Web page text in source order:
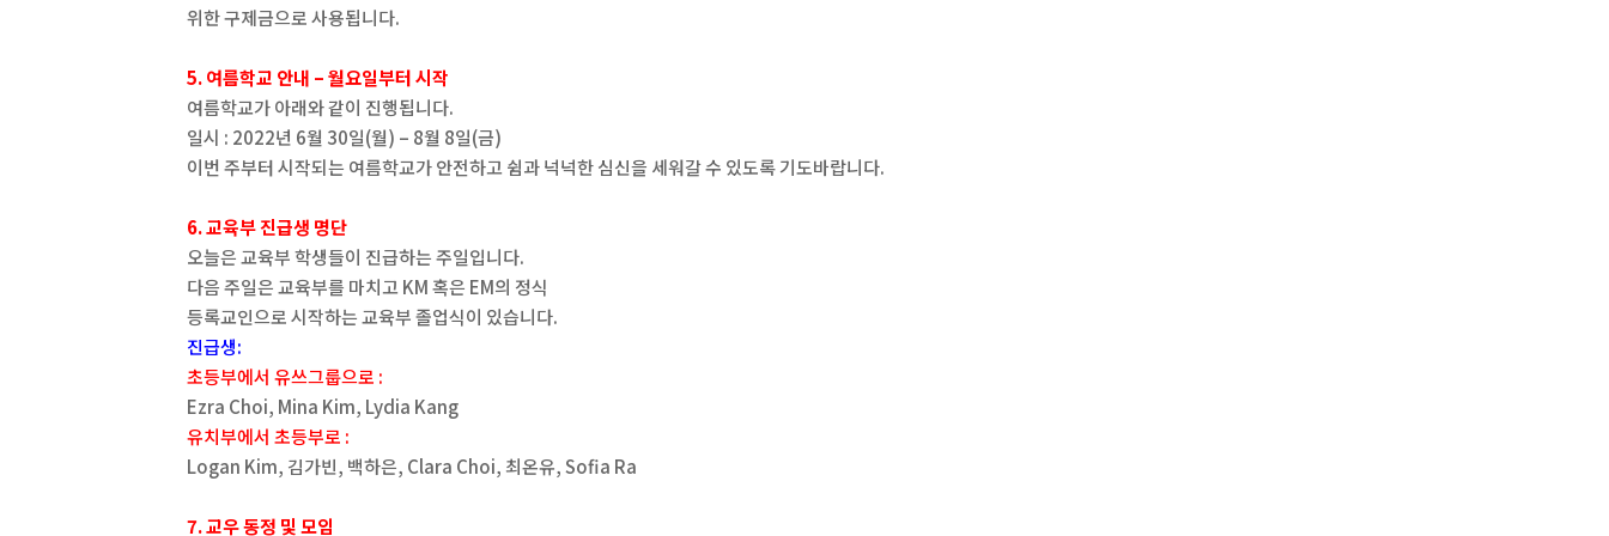
위한 구제금으로 사용됩니다.
5. 여름학교 안내 – 월요일부터 시작
여름학교가 아래와 같이 진행됩니다.
일시 : 2022년 6월 30일(월) – 8월 8일(금)
이번 주부터 시작되는 여름학교가 안전하고 쉼과 넉넉한 심신을 세워갈 수 있도록 기도바랍니다.
6. 교육부 진급생 명단
오늘은 교육부 학생들이 진급하는 주일입니다.
다음 주일은 교육부를 마치고 KM 혹은 EM의 정식
등록교인으로 시작하는 교육부 졸업식이 있습니다.
진급생:
초등부에서 유쓰그룹으로 :
Ezra Choi, Mina Kim, Lydia Kang
유치부에서 초등부로 :
Logan Kim, 김가빈, 백하은, Clara Choi, 최온유, Sofia Ra
7. 교우 동정 및 모임